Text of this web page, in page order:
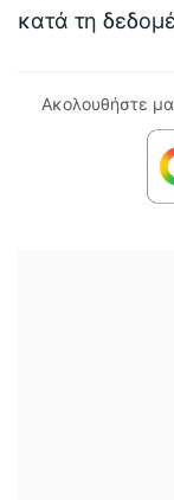
κατά τη
Ακολουθήστε